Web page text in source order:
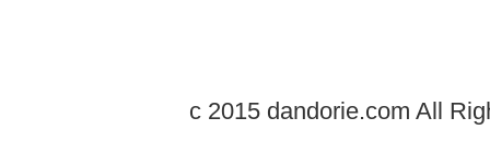
c 2015 dandorie.com All